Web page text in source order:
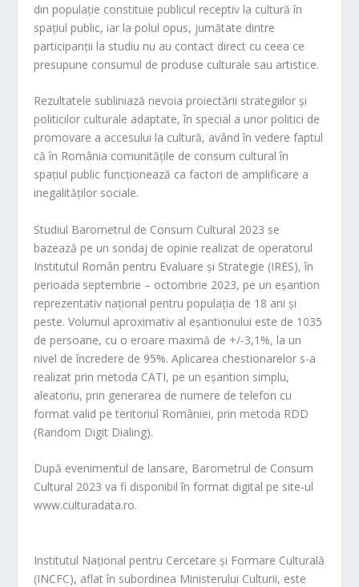
din populație constituie publicul receptiv la cultură în
spațiul public, iar la polul opus, jumătate dintre
participanții la studiu nu au contact direct cu ceea ce
presupune consumul de produse culturale sau artistice.
Rezultatele subliniază nevoia proiectării strategiilor și
politicilor culturale adaptate, în special a unor politici de
promovare a accesului la cultură, având în vedere faptul
că în România comunitățile de consum cultural în
spațiul public funcționează ca factori de amplificare a
inegalităților sociale.
Studiul Barometrul de Consum Cultural 2023 se
bazează pe un sondaj de opinie realizat de operatorul
Institutul Român pentru Evaluare și Strategie (IRES), în
perioada septembrie – octombrie 2023, pe un eșantion
reprezentativ național pentru populația de 18 ani și
peste. Volumul aproximativ al eșantionului este de 1035
de persoane, cu o eroare maximă de +/-3,1%, la un
nivel de încredere de 95%. Aplicarea chestionarelor s-a
realizat prin metoda CATI, pe un eșantion simplu,
aleatoriu, prin generarea de numere de telefon cu
format valid pe teritoriul României, prin metoda RDD
(Random Digit Dialing).
După evenimentul de lansare, Barometrul de Consum
Cultural 2023 va fi disponibil în format digital pe site-ul
www.culturadata.ro.
Institutul Național pentru Cercetare și Formare Culturală
(INCFC), aflat în subordinea Ministerului Culturii, este